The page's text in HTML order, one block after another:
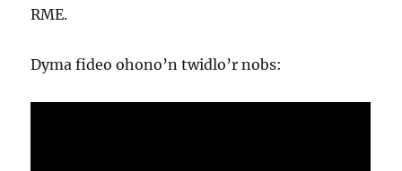
RME.
Dyma fideo ohono’n twidlo’r nobs: